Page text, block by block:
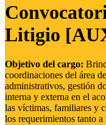
Litigio
Objetivo del cargo:
coordinaciones del área
administrativos, gestión
interna y externa en el
las víctimas, familiares y
los requerimientos tanto